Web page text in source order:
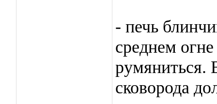
- печь
среднем
румяниться.
сковорода